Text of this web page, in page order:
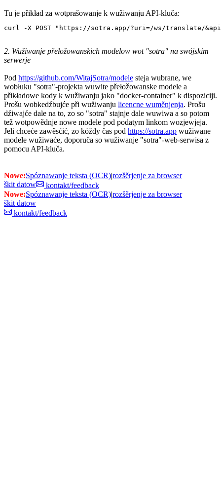
Tu je přikład za wotprašowanje k wužiwanju API-kluča:
curl -X POST "https://sotra.app/?uri=/ws/translate/
2. Wužiwanje přełožowanskich modelow wot "sotra" na swójskim
serwerje
Pod https://github.com/WitajSotra/modele steja wubrane, we
wobłuku "sotra"-projekta wuwite přełožowanske modele a
přikładowe kody k wužiwanju jako "docker-container" k dispoziciji.
Prošu wobkedźbujće při wužiwanju licencne wuměnjenja. Prošu
dźiwajće dale na to, zo so "sotra" stajnje dale wuwiwa a so potom
tež wotpowědnje nowe modele pod podatym linkom wozjewjeja.
Jeli chceće zawěsćić, zo kóždy čas pod https://sotra.app wužiwane
modele wužiwaće, doporuča so wužiwanje "sotra"-web-serwisa z
pomocu API-kluča.
Nowe:Spóznawanje teksta (OCR)|rozšěrjenje za browser
škit datow
kontakt/feedback
Nowe:Spóznawanje teksta (OCR)|rozšěrjenje za browser
škit datow
kontakt/feedback